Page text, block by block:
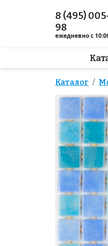
8 (495)
98
ежедневно с
Каталог